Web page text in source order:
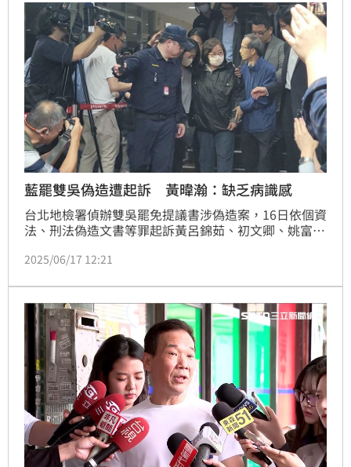
黨部怎也不約而同採取同樣手法觸法？他認為鍾小平只
是個斷點，黃呂目的在扛黨主席朱立倫的刑責。
藍罷雙吳偽造遭起訴 黃暐瀚：缺乏病識感
台北地檢署偵辦雙吳罷免提議書涉偽造案，16日依個資
法、刑法偽造文書等罪起訴黃呂錦茹、初文卿、姚富
克晉、張斯綱等9人不起訴。資深媒體人黃暐瀚今
抄寫名冊沒有任何違法的警覺，而且從黨部主委到幹部
還有志工，竟沒有一人出面質疑「可能違法」？缺乏病
識感的程度，令人驚訝。
2025/06/17 12:21